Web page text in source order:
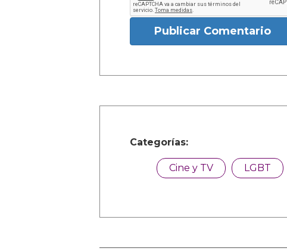
Publicar Comentario
Categorías:
Cine y TV LGBT